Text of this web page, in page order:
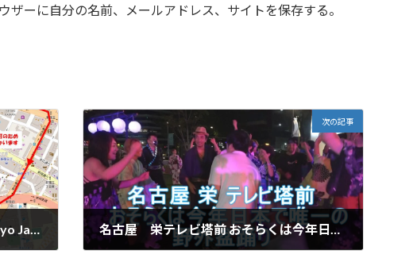
ザーに自分の名前、メールアドレス、サイトを保存する。
World Wide Rally For Freedom Tokyo Japan 2021-07-24 map
次の記事
名古屋 栄テレビ塔前 おそらくは今年日本で唯一の野外盆踊り Nao Lion ええじゃないか音頭～Dj Ten Remix 2021 8月15日